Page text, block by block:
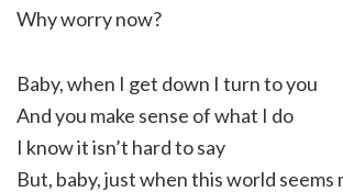
Why worry now?
Baby, when I get down I turn to you
And you make sense of what I do
I know it isn’t hard to say
But, baby, just when this world seems